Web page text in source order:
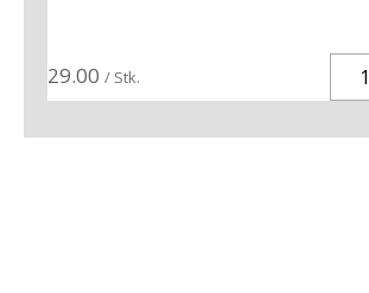
29.00 / Stk.